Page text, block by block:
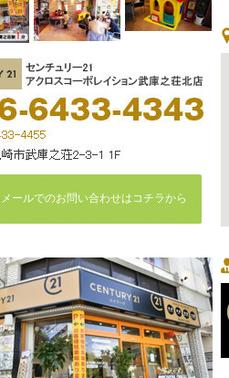
メールでのお問い合わせはコチラから